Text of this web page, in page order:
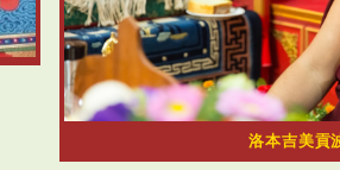
洛本吉美貢